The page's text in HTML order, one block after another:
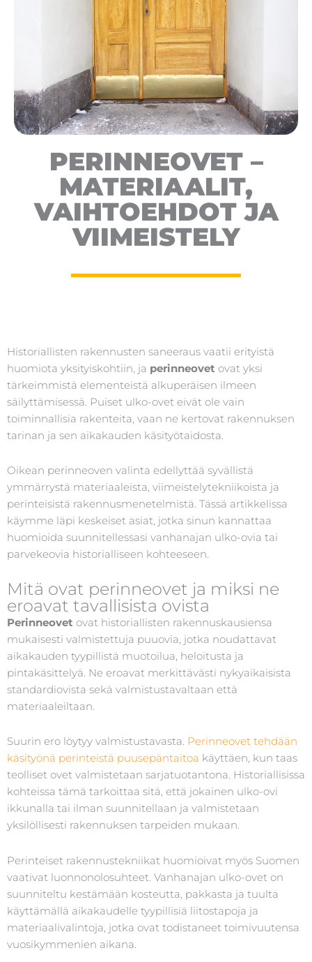
PERINNEOVET –
MATERIAALIT,
VAIHTOEHDOT JA
VIIMEISTELY
Historiallisten rakennusten saneeraus vaatii erityistä
huomiota yksityiskohtiin, ja perinneovet ovat yksi
tärkeimmistä elementeistä alkuperäisen ilmeen
säilyttämisessä. Puiset ulko-ovet eivät ole vain
toiminnallisia rakenteita, vaan ne kertovat rakennuksen
tarinan ja sen aikakauden käsityötaidosta.
Oikean perinneoven valinta edellyttää syvällistä
ymmärrystä materiaaleista, viimeistelytekniikoista ja
perinteisistä rakennusmenetelmistä. Tässä artikkelissa
käymme läpi keskeiset asiat, jotka sinun kannattaa
huomioida suunnitellessasi vanhanajan ulko-ovia tai
parvekeovia historialliseen kohteeseen.
Mitä ovat perinneovet ja miksi ne
eroavat tavallisista ovista
Perinneovet ovat historiallisten rakennuskausiensa
mukaisesti valmistettuja puuovia, jotka noudattavat
aikakauden tyypillistä muotoilua, heloitusta ja
pintakäsittelyä. Ne eroavat merkittävästi nykyaikaisista
standardiovista sekä valmistustavaltaan että
materiaaleiltaan.
Suurin ero löytyy valmistustavasta. Perinneovet tehdään
käsityönä perinteistä puusepäntaitoa käyttäen, kun taas
teolliset ovet valmistetaan sarjatuotantona. Historiallisissa
kohteissa tämä tarkoittaa sitä, että jokainen ulko-ovi
ikkunalla tai ilman suunnitellaan ja valmistetaan
yksilöllisesti rakennuksen tarpeiden mukaan.
Perinteiset rakennustekniikat huomioivat myös Suomen
vaativat luonnonolosuhteet. Vanhanajan ulko-ovet on
suunniteltu kestämään kosteutta, pakkasta ja tuulta
käyttämällä aikakaudelle tyypillisiä liitostapoja ja
materiaalivalintoja, jotka ovat todistaneet toimivuutensa
vuosikymmenien aikana.